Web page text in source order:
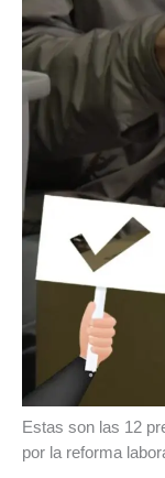
Estas son las 12
por la reforma